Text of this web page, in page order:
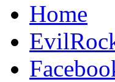
Home